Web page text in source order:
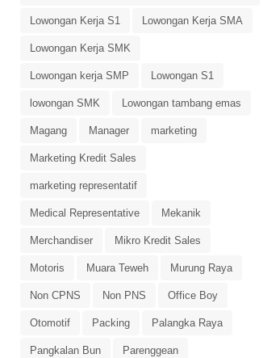
Lowongan Kerja S1 Lowongan Kerja SMA
Lowongan Kerja SMK
Lowongan kerja SMP Lowongan S1
lowongan SMK Lowongan tambang emas
Magang Manager marketing
Marketing Kredit Sales
marketing representatif
Medical Representative Mekanik
Merchandiser Mikro Kredit Sales
Motoris Muara Teweh Murung Raya
Non CPNS Non PNS Office Boy
Otomotif Packing Palangka Raya
Pangkalan Bun Parenggean